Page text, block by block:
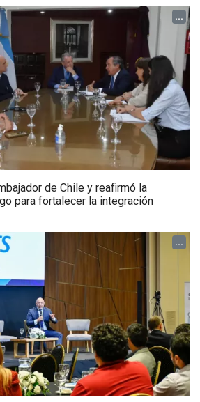
...
de Chile y reafirmó la
para fortalecer la integración
...